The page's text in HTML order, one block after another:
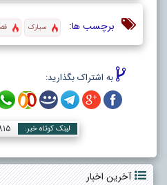
برچسب ها: سیارک
به اشتراک بگذارید:
لینک کوتاه خبر:
آخرین اخبار